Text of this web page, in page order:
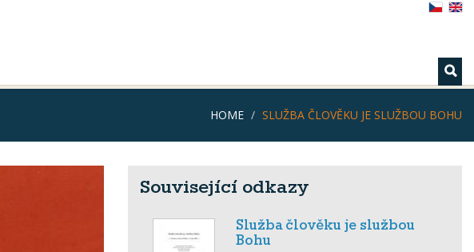
HOME SLUŽBA ČLOVĚKU JE SLUŽBOU BOHU
Související odkazy
Služba člověku je službou
Bohu